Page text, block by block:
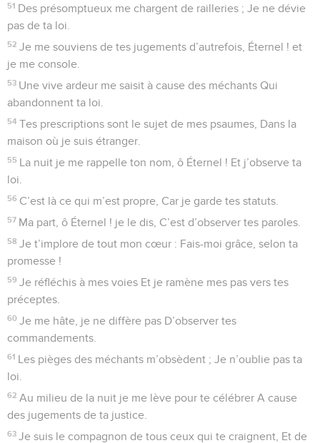
51 Des présomptueux me chargent de railleries ; Je ne dévie
pas de ta loi.
52 Je me souviens de tes jugements d’autrefois, Éternel ! et
je me console.
53 Une vive ardeur me saisit à cause des méchants Qui
abandonnent ta loi.
54 Tes prescriptions sont le sujet de mes psaumes, Dans la
maison où je suis étranger.
55 La nuit je me rappelle ton nom, ô Éternel ! Et j’observe ta
loi.
56 C’est là ce qui m’est propre, Car je garde tes statuts.
57 Ma part, ô Éternel ! je le dis, C’est d’observer tes paroles.
58 Je t’implore de tout mon cœur : Fais-moi grâce, selon ta
promesse !
59 Je réfléchis à mes voies Et je ramène mes pas vers tes
préceptes.
60 Je me hâte, je ne diffère pas D’observer tes
commandements.
61 Les pièges des méchants m’obsèdent ; Je n’oublie pas ta
loi.
62 Au milieu de la nuit je me lève pour te célébrer A cause
des jugements de ta justice.
63 Je suis le compagnon de tous ceux qui te craignent, Et de